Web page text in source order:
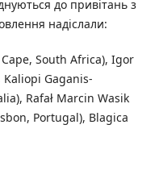
до привітань з
надіслали:
South Africa), Igor
Kaliopi Gaganis-
Rafał Marcin Wasik
Portugal), Blagica